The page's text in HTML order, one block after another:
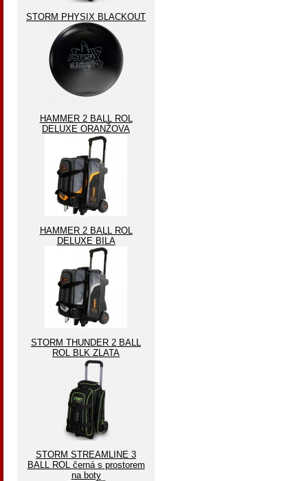
STORM PHYSIX BLACKOUT
HAMMER 2 BALL ROL
DELUXE ORANŽOVA
HAMMER 2 BALL ROL
DELUXE BILA
STORM THUNDER 2 BALL
ROL BLK ZLATA
STORM STREAMLINE 3
BALL ROL černá s prostorem
na boty